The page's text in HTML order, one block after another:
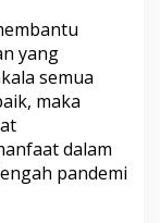
yang
semua
maka
dalam
pandemi